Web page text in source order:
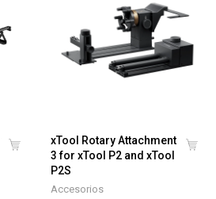
xTool Rotary Attachment
3 for xTool P2 and xTool
P2S
Accesorios